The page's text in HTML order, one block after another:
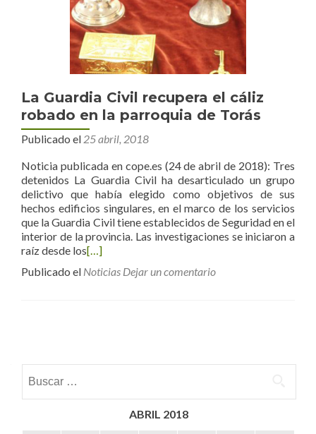
La Guardia Civil recupera el cáliz
robado en la parroquia de Torás
Publicado el 25 abril, 2018
Noticia publicada en cope.es (24 de abril de 2018): Tres
detenidos La Guardia Civil ha desarticulado un grupo
delictivo que había elegido como objetivos de sus
hechos edificios singulares, en el marco de los servicios
que la Guardia Civil tiene establecidos de Seguridad en el
interior de la provincia. Las investigaciones se iniciaron a
raíz desde los[…]
Publicado el Noticias Dejar un comentario
ABRIL 2018